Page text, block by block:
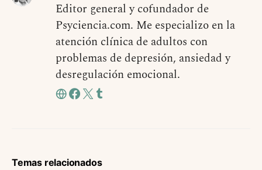
Editor general y cofundador de
Psyciencia.com. Me especializo en la
atención clínica de adultos con
problemas de depresión, ansiedad y
desregulación emocional.
Temas relacionados